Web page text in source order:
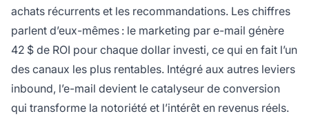
achats récurrents et les recommandations. Les chiffres
parlent d’eux-mêmes : le marketing par e-mail génère
42 $ de ROI pour chaque dollar investi, ce qui en fait l’un
des canaux les plus rentables. Intégré aux autres leviers
inbound, l’e-mail devient le catalyseur de conversion
qui transforme la notoriété et l’intérêt en revenus réels.